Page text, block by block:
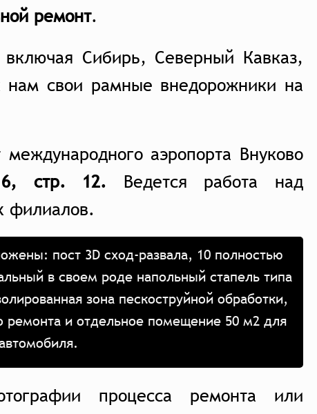
ремонт.
Сибирь, Северный Кавказ,
свои рамные внедорожники на
аэропорта Внуково
стр. 12. Ведется работа над
филиалов.
пост 3D сход-развала, 10 полностью
в своем роде напольный стапель типа
зона пескоструйной обработки,
ремонта и отдельное помещение 50 м2 для
процесса ремонта или